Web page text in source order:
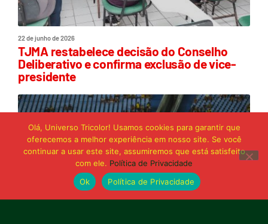
22 de junho de 2026
TJMA restabelece decisão do Conselho
Deliberativo e confirma exclusão de vice-
presidente
Olá, Universo Tricolor! Usamos cookies para garantir que
oferecemos a melhor experiência em nosso site. Se você
continuar a usar este site, assumiremos que está satisfeito
com ele. Política de Privacidade
Ok
Política de Privacidade